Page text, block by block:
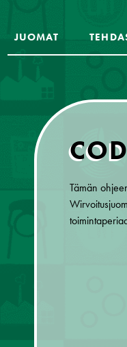
JUOMAT
Tämän